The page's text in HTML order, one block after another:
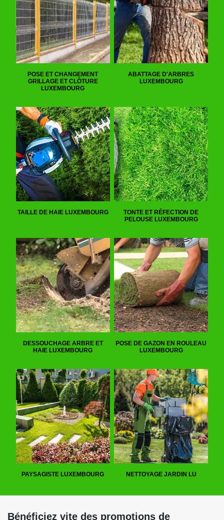
POSE ET CHANGEMENT
GRILLAGE ET CLÔTURE
LUXEMBOURG
ABATTAGE D'ARBRES
LUXEMBOURG
TAILLE DE HAIE LUXEMBOURG
TONTE ET RÉFECTION DE
PELOUSE LUXEMBOURG
DESSOUCHAGE ARBRE ET
HAIE LUXEMBOURG
POSE DE GAZON EN ROULEAU
LUXEMBOURG
PAYSAGISTE LUXEMBOURG NETTOYAGE JARDIN LU
Bénéficiez vite des promotions de